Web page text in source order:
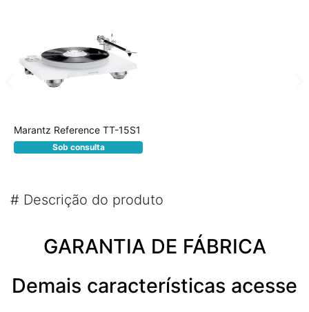
Marantz Reference TT-15S1
Sob consulta
# Descrição do produto
GARANTIA DE FÁBRICA
Demais características acesse